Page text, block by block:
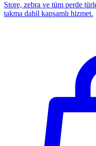
Store, zebra ve tüm perde
takma dahil kapsamlı hizmet.